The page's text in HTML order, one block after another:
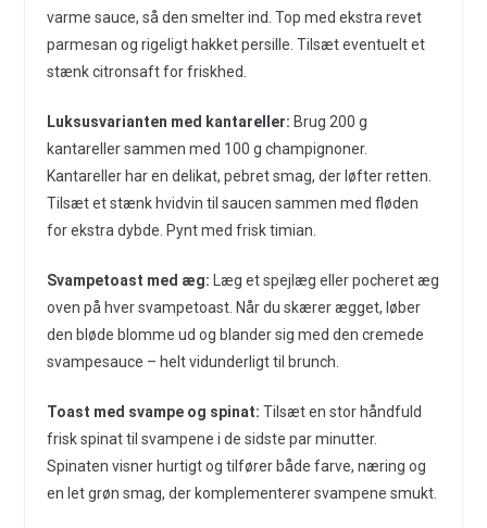
varme sauce, så den smelter ind. Top med ekstra revet
parmesan og rigeligt hakket persille. Tilsæt eventuelt et
stænk citronsaft for friskhed.
Luksusvarianten med kantareller: Brug 200 g
kantareller sammen med 100 g champignoner.
Kantareller har en delikat, pebret smag, der løfter retten.
Tilsæt et stænk hvidvin til saucen sammen med fløden
for ekstra dybde. Pynt med frisk timian.
Svampetoast med æg: Læg et spejlæg eller pocheret æg
oven på hver svampetoast. Når du skærer ægget, løber
den bløde blomme ud og blander sig med den cremede
svampesauce – helt vidunderligt til brunch.
Toast med svampe og spinat: Tilsæt en stor håndfuld
frisk spinat til svampene i de sidste par minutter.
Spinaten visner hurtigt og tilfører både farve, næring og
en let grøn smag, der komplementerer svampene smukt.